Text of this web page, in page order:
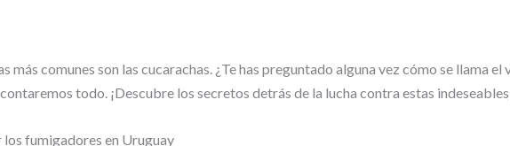
más comunes son las cucarachas. ¿Te has preguntado alguna vez cómo se llama el
todo. ¡Descubre los secretos detrás de la lucha contra estas
fumigadores en Uruguay